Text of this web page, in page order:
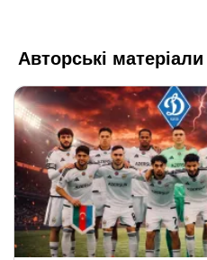
Авторські матеріали